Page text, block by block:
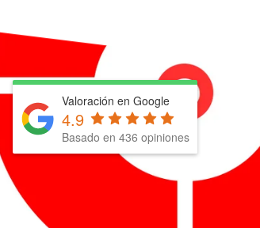
Valoración en Google
4.9
Basado en 436 opiniones